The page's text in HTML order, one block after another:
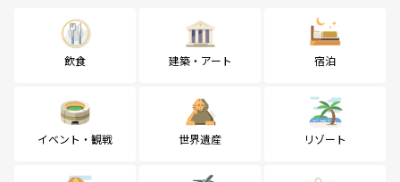
飲食 建築・アート 宿泊
イベント・観戦 世界遺産 リゾート